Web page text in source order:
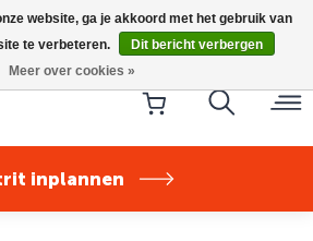
Silent Core nu direct uit voorraad
leverbaar!
inplannen
website, ga je akkoord met het gebruik van
te verbeteren.
Dit bericht verbergen
Meer over cookies »